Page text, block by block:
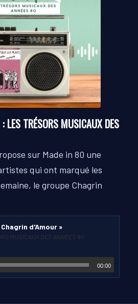
LES TRÉSORS MUSICAUX DES
sur Made in 80 une
qui ont marqué les
le groupe Chagrin
d'Amour »
MUSICAUX DES ANNÉES 80
00:00